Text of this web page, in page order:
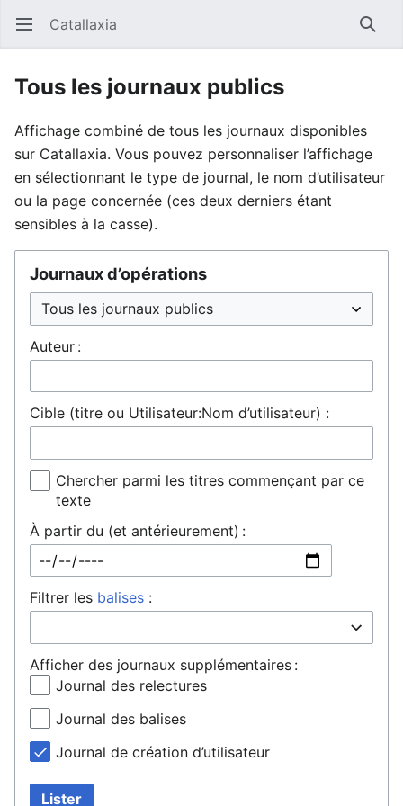
Ouvrir le menu principal Catallaxia
Tous les journaux publics
Affichage combiné de tous les journaux disponibles
sur Catallaxia. Vous pouvez personnaliser l’affichage
en sélectionnant le type de journal, le nom d’utilisateur
ou la page concernée (ces deux derniers étant
sensibles à la casse).
Journaux d’opérations
Auteur :
Cible (titre ou Utilisateur:Nom d’utilisateur) :
Chercher parmi les titres commençant par ce
texte
À partir du (et antérieurement) :
Filtrer les balises :
Afficher des journaux supplémentaires :
Journal des relectures
Journal des balises
Journal de création d’utilisateur
Lister